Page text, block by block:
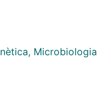
the animal models
member is
all these elements
that can be
treatment of bone
Microbiologia